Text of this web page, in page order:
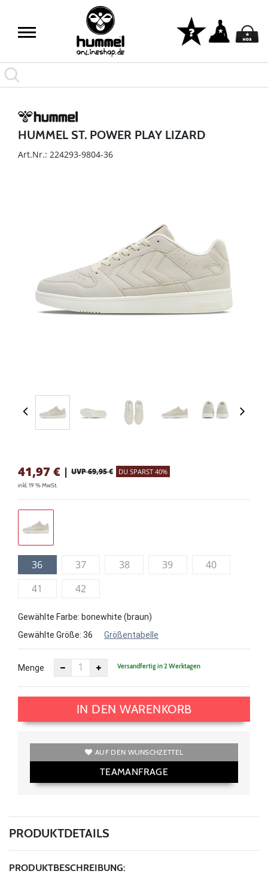
HUMMEL ST. POWER PLAY LIZARD
Art.Nr.: 224293-9804-36
41,97 € | UVP 69,95 € DU SPARST 40%
inkl. 19 % MwSt.
36 37 38 39
40
41
42
Gewählte Farbe: bonewhite (braun)
Gewählte Größe: 36 Größentabelle
Menge Versandfertig in 2 Werktagen
IN DEN WARENKORB
AUF DEN WUNSCHZETTEL
TEAMANFRAGE
PRODUKTDETAILS
PRODUKTBESCHREIBUNG: